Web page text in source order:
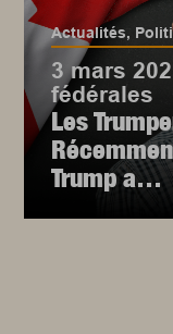
Actualités,
3 mars
fédérales
Les
Trump a…